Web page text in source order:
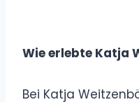
Wie erlebte Katja
Bei Katja